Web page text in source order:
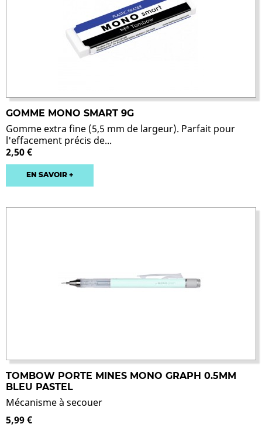
GOMME MONO SMART 9G
Gomme extra fine (5,5 mm de largeur). Parfait pour
l'effacement précis de...
2,50 €
EN SAVOIR +
TOMBOW PORTE MINES MONO GRAPH 0.5MM
BLEU PASTEL
Mécanisme à secouer
5,99 €